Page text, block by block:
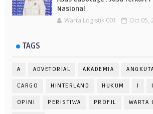
Nasional
Warta Logistik 001 Oct 05,
TAGS
A ADVETORIAL AKADEMIA
CARGO HINTERLAND HUKUM I
OPINI PERISTIWA PROFIL WARTA